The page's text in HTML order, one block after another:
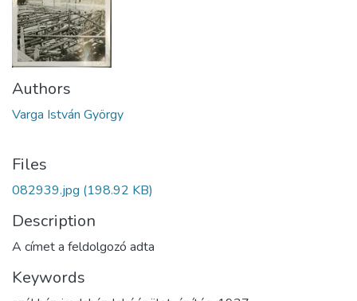
Authors
Varga István György
Files
082939.jpg (198.92 KB)
Description
A címet a feldolgozó adta
Keywords